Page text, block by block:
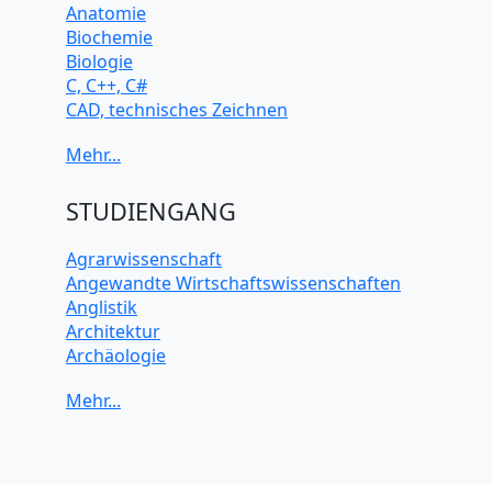
Anatomie
Biochemie
Biologie
C, C++, C#
CAD, technisches Zeichnen
Computerarchitektur
Elektrotechnik
Java
JavaScript
Künstliche Intelligenz
Latein
Makroökonomie
Mechanik
STUDIENGANG
Agrarwissenschaft
Angewandte Wirtschaftswissenschaften
Anglistik
Architektur
Archäologie
Biochemie Wissenschaften